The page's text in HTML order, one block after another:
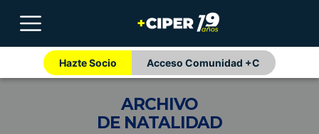
Hazte Socio Acceso Comunidad +C
ARCHIVO
DE NATALIDAD